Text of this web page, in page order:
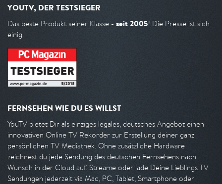
YOUTV, DER TESTSIEGER
Das beste Produkt seiner Klasse - seit 2005! Die Presse ist sich
einig.
FERNSEHEN WIE DU ES WILLST
YouTV bietet Dir als einziges legales, deutsches Angebot einen
innovativen Online TV Rekorder zur Erstellung deiner ganz
persönlichen TV Mediathek. Ohne zusätzliche Hardware
zeichnest du jede Sendung des deutschen Fernsehens nach
Wunsch in der Cloud auf. Streame oder lade Deine Lieblings TV
Sendungen jederzeit via Mac, PC, Tablet, Smartphone oder